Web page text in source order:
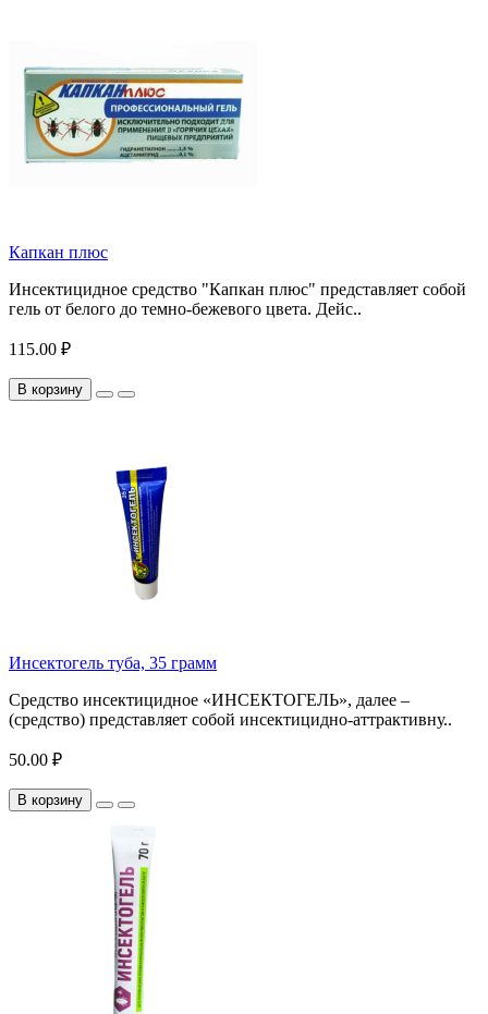
Капкан плюс
Инсектицидное средство "Капкан плюс" представляет собой
гель от белого до темно-бежевого цвета. Дейс..
115.00 ₽
В корзину
Инсектогель туба, 35 грамм
Средство инсектицидное «ИНСЕКТОГЕЛЬ», далее –
(средство) представляет собой инсектицидно-аттрактивну..
50.00 ₽
В корзину